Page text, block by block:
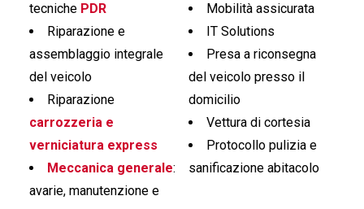
tecniche PDR
Riparazione e
assemblaggio integrale
del veicolo
Riparazione
carrozzeria e
verniciatura express
Meccanica generale:
avarie, manutenzione e
Mobilità assicurata
IT Solutions
Presa a riconsegna
del veicolo presso il
domicilio
Vettura di cortesia
Protocollo pulizia e
sanificazione abitacolo